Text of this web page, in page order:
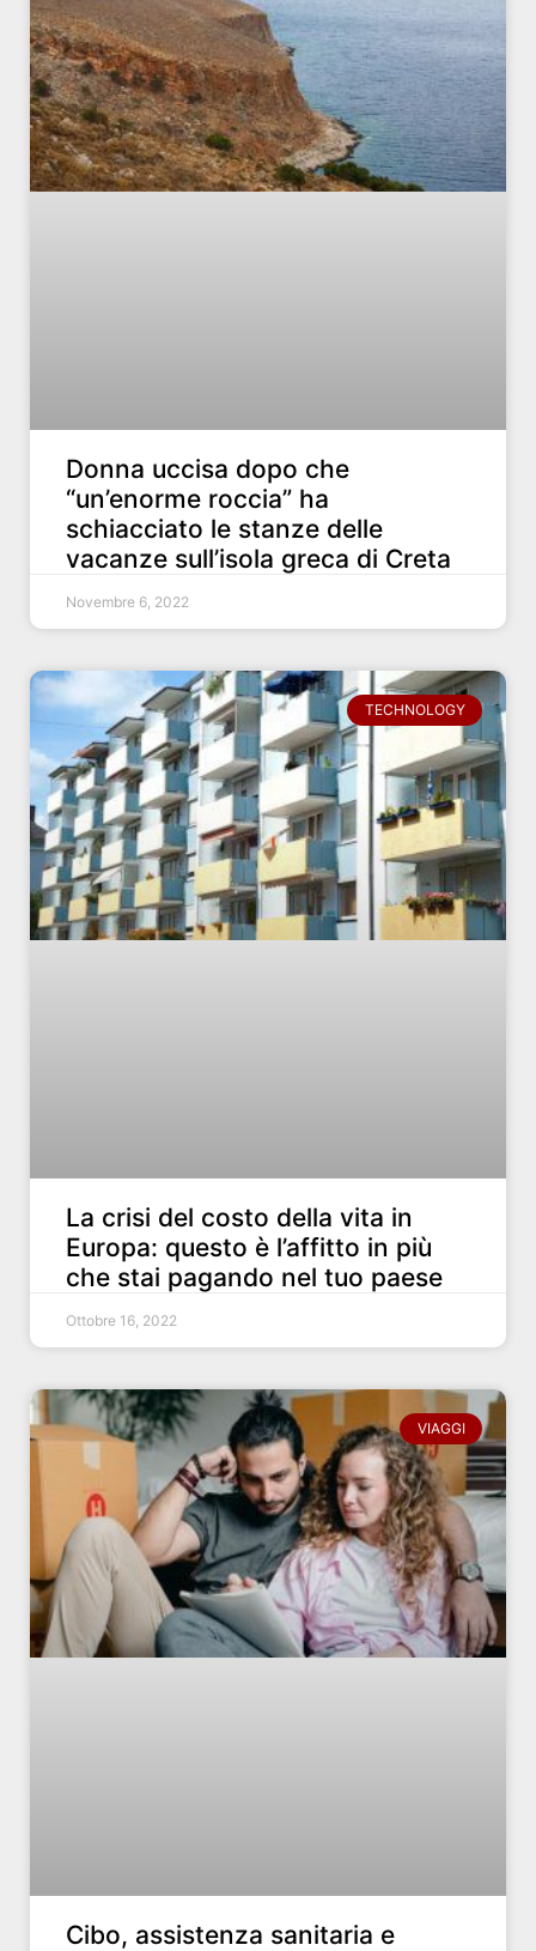
Donna uccisa dopo che
“un’enorme roccia” ha
schiacciato le stanze delle
vacanze sull’isola greca di Creta
Novembre 6, 2022
TECHNOLOGY
La crisi del costo della vita in
Europa: questo è l’affitto in più
che stai pagando nel tuo paese
Ottobre 16, 2022
VIAGGI
Cibo, assistenza sanitaria e